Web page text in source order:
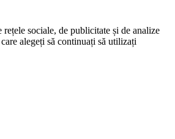
sociale, de publicitate și de analize
alegeți să continuați să utilizați